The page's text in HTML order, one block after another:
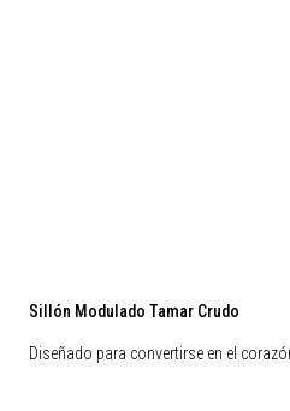
Sillón Modulado Tamar Crudo
Diseñado para convertirse en el